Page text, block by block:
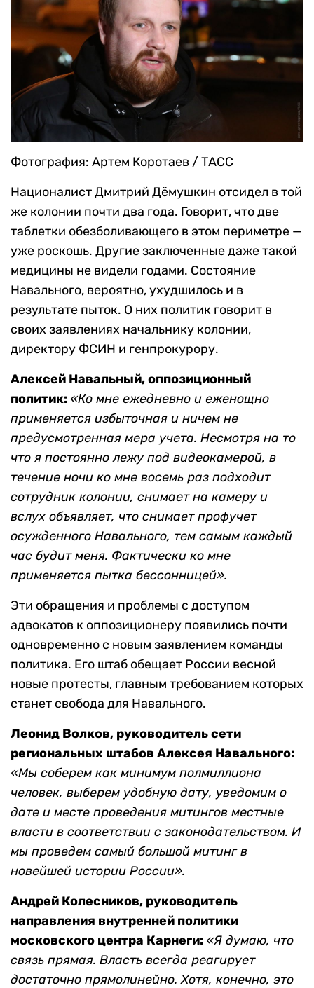
Фотография: Артем Коротаев / ТАСС
Националист Дмитрий Дёмушкин отсидел в той
же колонии почти два года. Говорит, что две
таблетки обезболивающего в этом периметре —
уже роскошь. Другие заключенные даже такой
медицины не видели годами. Состояние
Навального, вероятно, ухудшилось и в
результате пыток. О них политик говорит в
своих заявлениях начальнику колонии,
директору ФСИН и генпрокурору.
Алексей Навальный, оппозиционный
политик: «Ко мне ежедневно и еженощно
применяется избыточная и ничем не
предусмотренная мера учета. Несмотря на то
что я постоянно лежу под видеокамерой, в
течение ночи ко мне восемь раз подходит
сотрудник колонии, снимает на камеру и
вслух объявляет, что снимает профучет
осужденного Навального, тем самым каждый
час будит меня. Фактически ко мне
применяется пытка бессонницей».
Эти обращения и проблемы с доступом
адвокатов к оппозиционеру появились почти
одновременно с новым заявлением команды
политика. Его штаб обещает России весной
новые протесты, главным требованием которых
станет свобода для Навального.
Леонид Волков, руководитель сети
региональных штабов Алексея Навального:
«Мы соберем как минимум полмиллиона
человек, выберем удобную дату, уведомим о
дате и месте проведения митингов местные
власти в соответствии с законодательством. И
мы проведем самый большой митинг в
новейшей истории России».
Андрей Колесников, руководитель
направления внутренней политики
московского центра Карнеги: «Я думаю, что
связь прямая. Власть всегда реагирует
достаточно прямолинейно. Хотя, конечно, это